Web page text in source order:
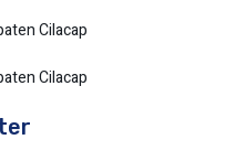
Cilacap
Cilacap